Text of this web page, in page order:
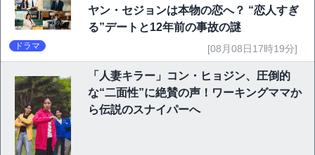
ヤン・セジョンは本物の恋へ？ “恋人すぎ
る”デートと12年前の事故の謎
ドラマ [08月08日17時19分]
「人妻キラー」コン・ヒョジン、圧倒的
な“二面性”に絶賛の声！ワーキングママか
ら伝説のスナイパーへ